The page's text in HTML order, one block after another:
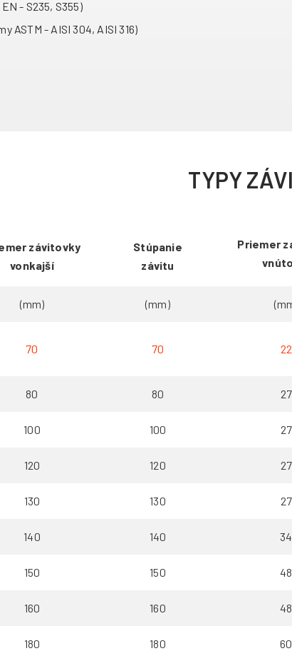
- S235, S355)
ASTM - AISI 304, AISI 316)
TYPY
závitovky
vonkajší
Stúpanie
závitu
Priemer
(mm) (mm)
70 70 22
80 80 27
100 100 27
120 120 27
130 130 27
140 140 34
150 150 48
160 160 48
180 180 60